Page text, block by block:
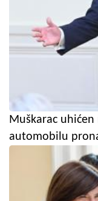
Muškarac
automobilu